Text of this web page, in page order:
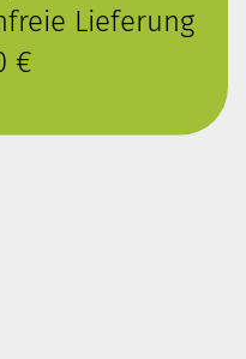
Lieferung
€